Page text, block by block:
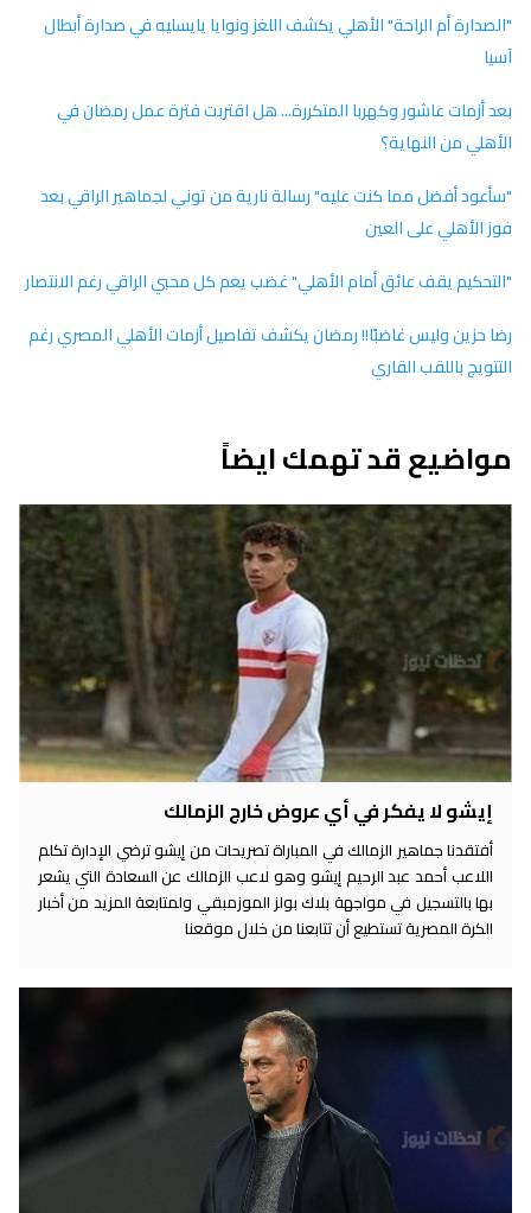
"الصدارة أم الراحة" الأهلي يكشف اللغز ونوايا يايسليه في صدارة أبطال
آسيا
بعد أزمات عاشور وكهربا المتكررة... هل اقتربت فترة عمل رمضان في
الأهلي من النهاية؟
"سأعود أفضل مما كنت عليه" رسالة نارية من توني لجماهير الراقي بعد
فوز الأهلي على العين
"التحكيم يقف عائق أمام الأهلي" غضب يعم كل محبي الراقي رغم الانتصار
رضا حزين وليس غاضبًا!! رمضان يكشف تفاصيل أزمات الأهلي المصري رغم
التتويج باللقب القاري
مواضيع قد تهمك ايضاً
إيشو لا يفكر في أي عروض خارج الزمالك
أفتقدنا جماهير الزمالك في المباراة تصريحات من إيشو ترضي الإدارة تكلم
اللاعب أحمد عبد الرحيم إيشو وهو لاعب الزمالك عن السعادة التي يشعر
بها بالتسجيل في مواجهة بلاك بولز الموزمبقي ولمتابعة المزيد من أخبار
الكرة المصرية تستطيع أن تتابعنا من خلال موقعنا